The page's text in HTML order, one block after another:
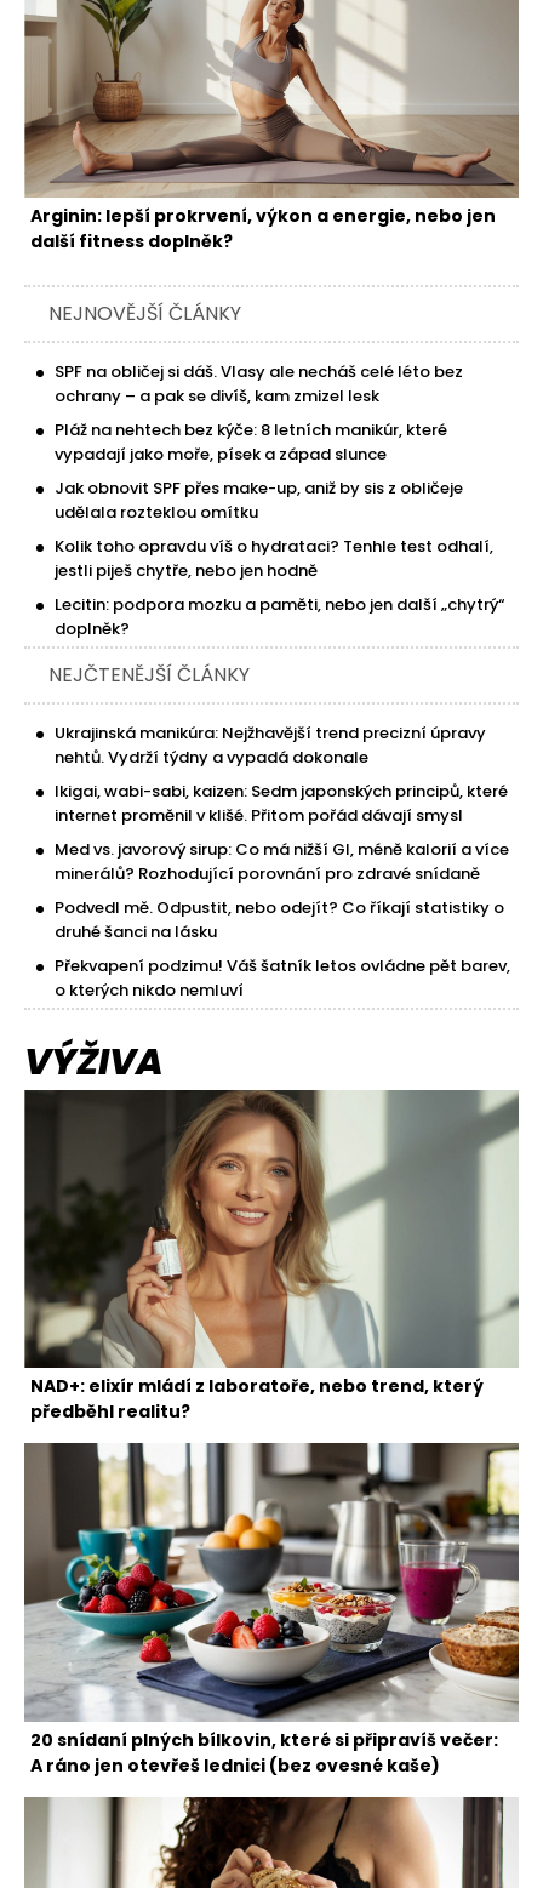
Arginin: lepší prokrvení, výkon a energie, nebo jen
další fitness doplněk?
NEJNOVĚJŠÍ ČLÁNKY
SPF na obličej si dáš. Vlasy ale necháš celé léto bez
ochrany – a pak se divíš, kam zmizel lesk
Pláž na nehtech bez kýče: 8 letních manikúr, které
vypadají jako moře, písek a západ slunce
Jak obnovit SPF přes make-up, aniž by sis z obličeje
udělala rozteklou omítku
Kolik toho opravdu víš o hydrataci? Tenhle test odhalí,
jestli piješ chytře, nebo jen hodně
Lecitin: podpora mozku a paměti, nebo jen další „chytrý“
doplněk?
NEJČTENĚJŠÍ ČLÁNKY
Ukrajinská manikúra: Nejžhavější trend precizní úpravy
nehtů. Vydrží týdny a vypadá dokonale
Ikigai, wabi-sabi, kaizen: Sedm japonských principů, které
internet proměnil v klišé. Přitom pořád dávají smysl
Med vs. javorový sirup: Co má nižší GI, méně kalorií a více
minerálů? Rozhodující porovnání pro zdravé snídaně
Podvedl mě. Odpustit, nebo odejít? Co říkají statistiky o
druhé šanci na lásku
Překvapení podzimu! Váš šatník letos ovládne pět barev,
o kterých nikdo nemluví
VÝŽIVA
NAD+: elixír mládí z laboratoře, nebo trend, který
předběhl realitu?
20 snídaní plných bílkovin, které si připravíš večer:
A ráno jen otevřeš lednici (bez ovesné kaše)